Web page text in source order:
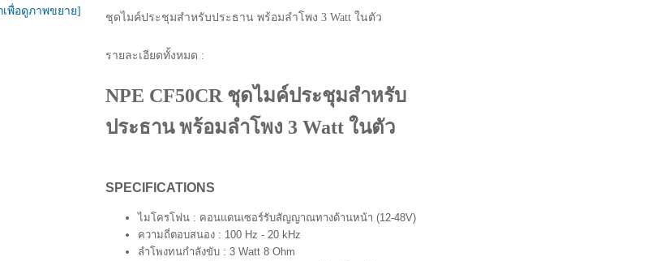
พื่อดูภาพขยาย]
ชุดไมค์ประชุมสำหรับประธาน พร้อมลำโพง 3 Watt ในตัว
รายละเอียดทั้งหมด :
NPE CF50CR ชุดไมค์ประชุมสำหรับ
ประธาน พร้อมลำโพง 3 Watt ในตัว
SPECIFICATIONS
ไมโครโฟน : คอนแดนเซอร์รับสัญญาณทางด้านหน้า (12-48V)
ความถี่ตอบสนอง : 100 Hz - 20 kHz
ลำโพงทนกำลังขับ : 3 Watt 8 Ohm